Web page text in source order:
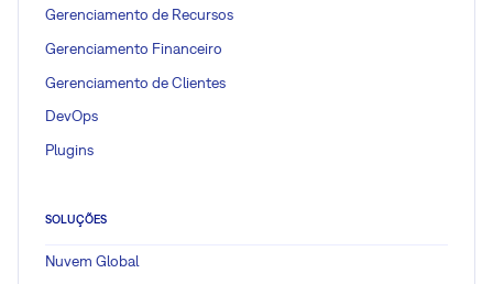
Gerenciamento de Recursos
Gerenciamento Financeiro
Gerenciamento de Clientes
DevOps
Plugins
SOLUÇÕES
Nuvem Global